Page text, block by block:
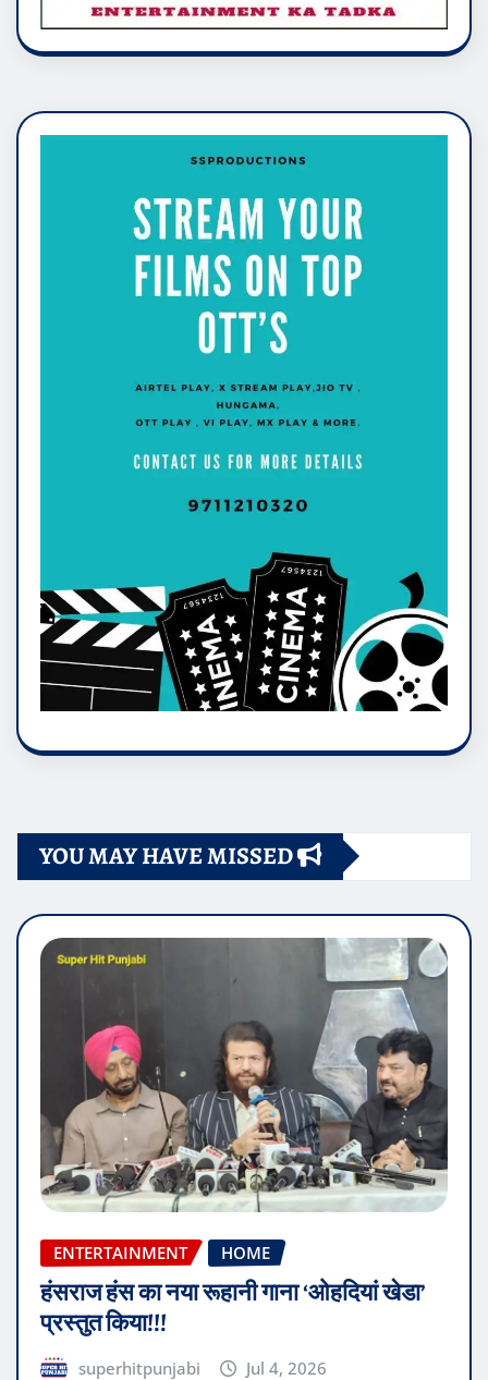
YOU MAY HAVE MISSED
ENTERTAINMENT HOME
हंसराज हंस का नया रूहानी गाना ‘ओहदियां खेडा’
प्रस्तुत किया!!!
superhitpunjabi Jul 4, 2026